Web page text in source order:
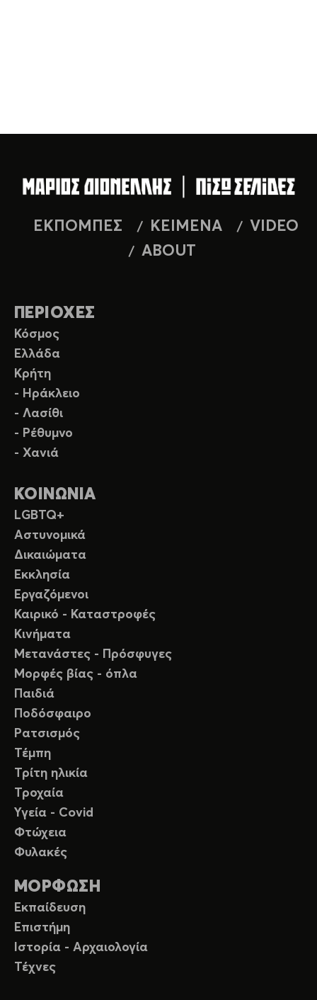
ΕΚΠΟΜΠΕΣ ΚΕΙΜΕΝΑ
VIDEO
ABOUT
ΠΕΡΙΟΧΕΣ
Κόσμος
Ελλάδα
Κρήτη
- Ηράκλειο
- Λασίθι
- Ρέθυμνο
- Χανιά
ΚΟΙΝΩΝΙΑ
LGBTQ+
Αστυνομικά
Δικαιώματα
Εκκλησία
Εργαζόμενοι
Καιρικό - Καταστροφές
Κινήματα
Μετανάστες - Πρόσφυγες
Μορφές βίας - όπλα
Παιδιά
Ποδόσφαιρο
Ρατσισμός
Τέμπη
Τρίτη ηλικία
Τροχαία
Υγεία - Covid
Φτώχεια
Φυλακές
ΜΟΡΦΩΣΗ
Εκπαίδευση
Επιστήμη
Ιστορία - Αρχαιολογία
Τέχνες